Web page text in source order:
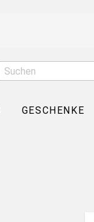
GESCHENKE